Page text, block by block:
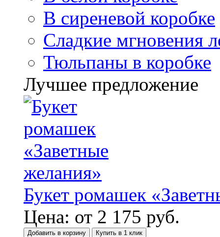
В сиреневой коробке
Сладкие мгновения
Тюльпаны в коробке
Лучшее предложение
Букет ромашек
Цена: от 2 175 руб.
Добавить в корзину Купить в 1 клик